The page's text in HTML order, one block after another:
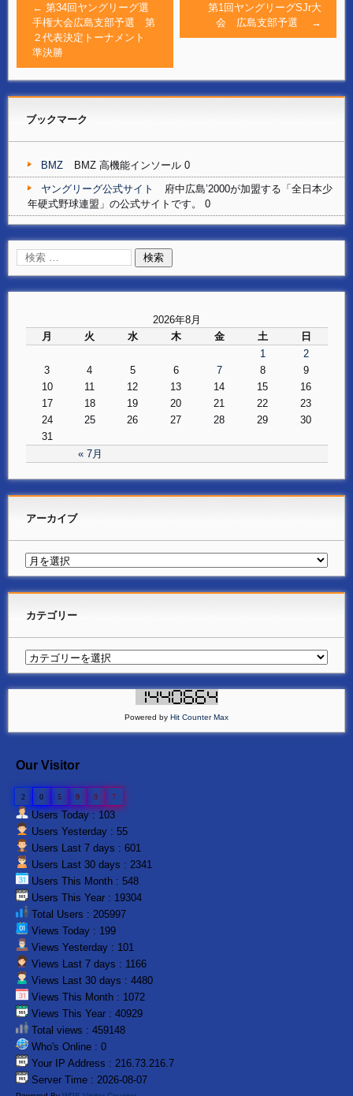
← 第34回ヤングリーグ選
手権大会広島支部予選 第
２代表決定トーナメント
準決勝
第1回ヤングリーグSJr大
会 広島支部予選
→
ブックマーク
BMZ
BMZ 高機能インソール 0
ヤングリーグ公式サイト
府中広島’2000が加盟する「全日本少
年硬式野球連盟」の公式サイトです。 0
2026年8月
月
火 水 木 金 土 日
« 7月
1
2
3
4 5 6 7 8
9
10
11 12 13 14 15
16
17
18 19 20 21 22
23
24
25 26 27 28 29
30
31
アーカイブ
カテゴリー
Powered by Hit Counter Max
Our Visitor
2 0 5 9 9 7
Users Today : 103
Users Yesterday : 55
Users Last 7 days : 601
Users Last 30 days : 2341
Users This Month : 548
Users This Year : 19304
Total Users : 205997
Views Today : 199
Views Yesterday : 101
Views Last 7 days : 1166
Views Last 30 days : 4480
Views This Month : 1072
Views This Year : 40929
Total views : 459148
Who's Online : 0
Your IP Address : 216.73.216.7
Server Time : 2026-08-07